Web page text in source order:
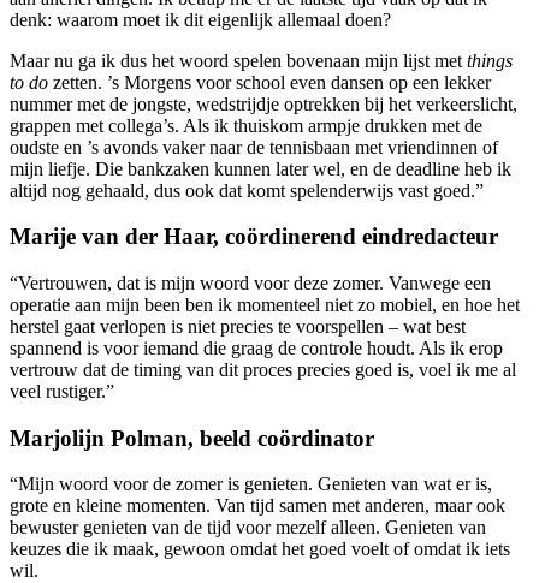
denk: waarom moet ik dit eigenlijk allemaal doen?
Maar nu ga ik dus het woord spelen bovenaan mijn lijst met things
to do zetten. ’s Morgens voor school even dansen op een lekker
nummer met de jongste, wedstrijdje optrekken bij het verkeerslicht,
grappen met collega’s. Als ik thuiskom armpje drukken met de
oudste en ’s avonds vaker naar de tennisbaan met vriendinnen of
mijn liefje. Die bankzaken kunnen later wel, en de deadline heb ik
altijd nog gehaald, dus ook dat komt spelenderwijs vast goed.”
Marije van der Haar, coördinerend eindredacteur
“Vertrouwen, dat is mijn woord voor deze zomer. Vanwege een
operatie aan mijn been ben ik momenteel niet zo mobiel, en hoe het
herstel gaat verlopen is niet precies te voorspellen – wat best
spannend is voor iemand die graag de controle houdt. Als ik erop
vertrouw dat de timing van dit proces precies goed is, voel ik me al
veel rustiger.”
Marjolijn Polman, beeld coördinator
“Mijn woord voor de zomer is genieten. Genieten van wat er is,
grote en kleine momenten. Van tijd samen met anderen, maar ook
bewuster genieten van de tijd voor mezelf alleen. Genieten van
keuzes die ik maak, gewoon omdat het goed voelt of omdat ik iets
wil.